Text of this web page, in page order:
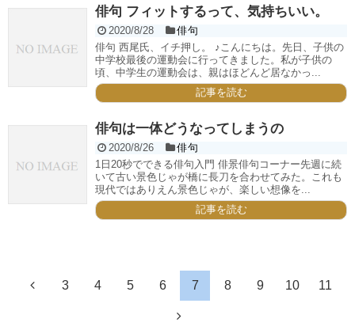
俳句 フィットするって、気持ちいい。
2020/8/28
俳句
俳句 西尾氏、イチ押し。 ♪こんにちは。先日、子供の
中学校最後の運動会に行ってきました。私が子供の
頃、中学生の運動会は、親はほどんど居なかっ...
記事を読む
俳句は一体どうなってしまうの
2020/8/26
俳句
1日20秒でできる俳句入門 俳景俳句コーナー先週に続
いて古い景色じゃが橋に長刀を合わせてみた。これも
現代ではありえん景色じゃが、楽しい想像を...
記事を読む
3 4 5 6 7 8 9 10 11